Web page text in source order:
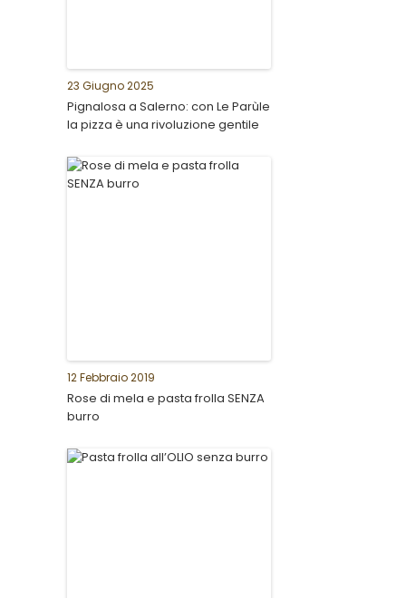
23 Giugno 2025
Pignalosa a Salerno: con Le Parùle
la pizza è una rivoluzione gentile
12 Febbraio 2019
Rose di mela e pasta frolla SENZA
burro